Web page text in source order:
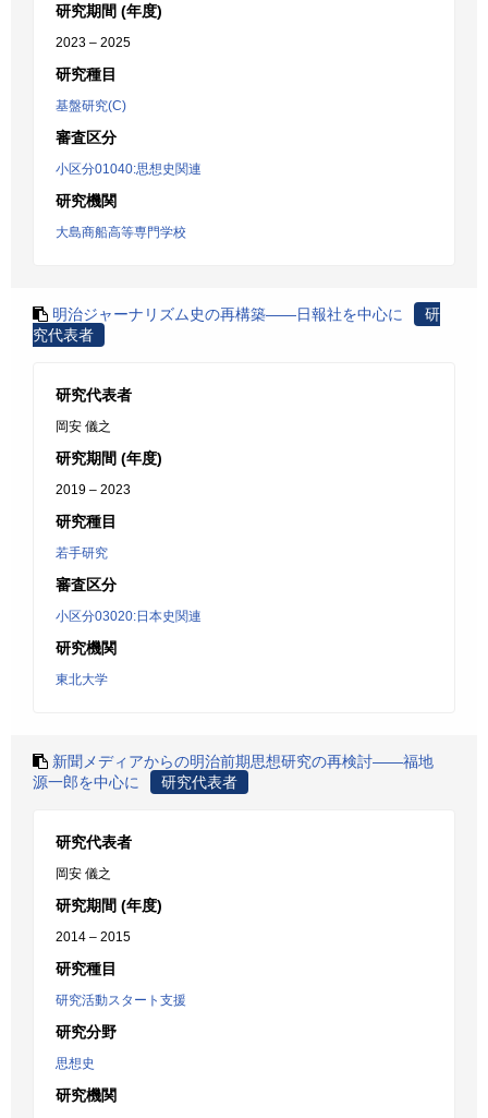
研究期間 (年度)
2023 – 2025
研究種目
基盤研究(C)
審査区分
小区分01040:思想史関連
研究機関
大島商船高等専門学校
明治ジャーナリズム史の再構築――日報社を中心に
研
究代表者
研究代表者
岡安 儀之
研究期間 (年度)
2019 – 2023
研究種目
若手研究
審査区分
小区分03020:日本史関連
研究機関
東北大学
新聞メディアからの明治前期思想研究の再検討――福地
源一郎を中心に
研究代表者
研究代表者
岡安 儀之
研究期間 (年度)
2014 – 2015
研究種目
研究活動スタート支援
研究分野
思想史
研究機関